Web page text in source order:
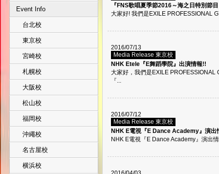
Event Info
台北校
東京校
宮崎校
札幌校
大阪校
松山校
福岡校
沖繩校
名古屋校
横浜校
『FNS歌唱夏季節2016～海之日特別節
大家好! 我們是EXILE PROFESSIONAL
2016/07/13
Media Release 東京校
NHK Etele『E舞蹈學院』出演情報!!
大家好，我們是EXILE PROFESSIONAL
『...
2016/07/12
Media Release 東京校
NHK E電視『E Dance Academy』演出
NHK E電視『E Dance Academy』演出